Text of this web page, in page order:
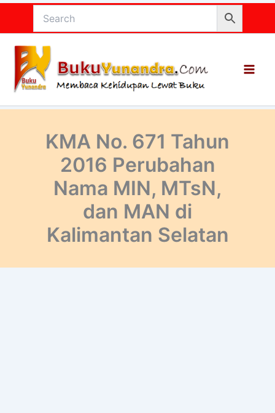
konten
KMA No. 671 Tahun
2016 Perubahan
Nama MIN, MTsN,
dan MAN di
Kalimantan Selatan